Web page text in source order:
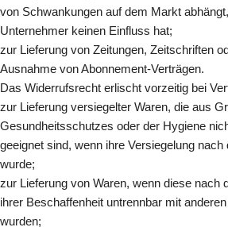
von Schwankungen auf dem Markt
Unternehmer keinen Einfluss hat;
zur Lieferung von Zeitungen, Zeitschriften
Ausnahme von Abonnement-Verträgen.
Das Widerrufsrecht erlischt vorzeitig bei
zur Lieferung versiegelter Waren, die aus
Gesundheitsschutzes oder der Hygiene
geeignet sind, wenn ihre Versiegelung nach
wurde;
zur Lieferung von Waren, wenn diese nach
ihrer Beschaffenheit untrennbar mit
wurden;